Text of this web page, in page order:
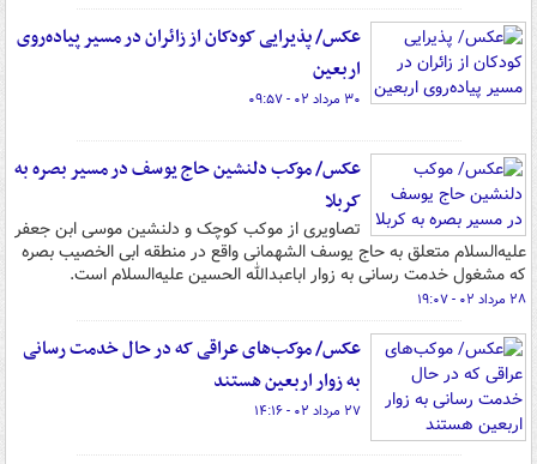
عکس/ پذیرایی کودکان از زائران در مسیر پیاده‌روی
اربعین
۳۰ مرداد ۰۲ - ۰۹:۵۷
عکس/ موکب دلنشین حاج یوسف در مسیر بصره به
کربلا
تصاویری از موکب کوچک و دلنشین موسی ابن جعفر
علیه‌السلام متعلق به حاج یوسف الشهمانی واقع در منطقه ابی الخصیب بصره
که مشغول خدمت رسانی به زوار اباعبدالله الحسین علیه‌السلام است.
۲۸ مرداد ۰۲ - ۱۹:۰۷
عکس/ موکب‌های عراقی که در حال خدمت رسانی‌
به زوار اربعین هستند
۲۷ مرداد ۰۲ - ۱۴:۱۶